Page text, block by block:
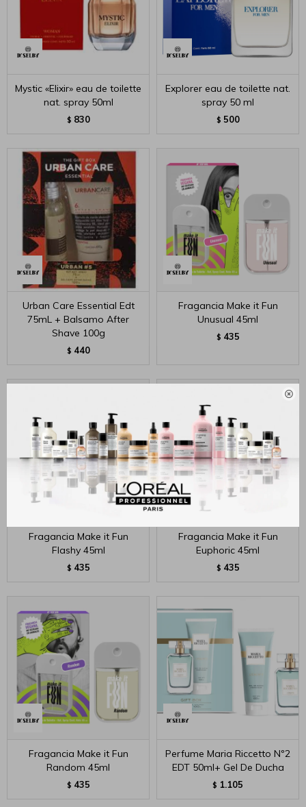

Mystic «Elixir» eau de toilette
nat. spray 50ml
$ 830
Explorer eau de toilette nat.
spray 50 ml
$ 500
Urban Care Essential Edt
75mL + Balsamo After
Shave 100g
$ 440
Fragancia Make it Fun
Unusual 45ml
$ 435
Fragancia Make it Fun
Flashy 45ml
$ 435
Fragancia Make it Fun
Euphoric 45ml
$ 435
Fragancia Make it Fun
Random 45ml
$ 435
Perfume Maria Riccetto Nº2
EDT 50ml+ Gel De Ducha
$ 1.105